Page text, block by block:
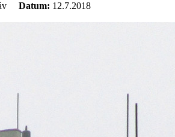
Datum: 12.7.2018